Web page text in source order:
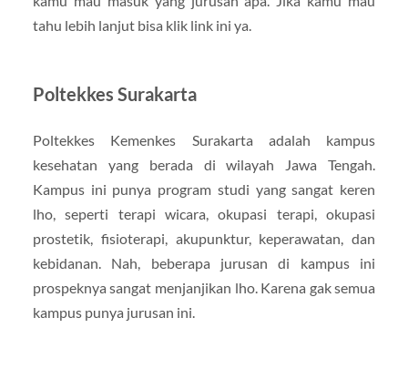
tahu lebih lanjut bisa klik link ini ya.
Poltekkes Surakarta
Poltekkes Kemenkes Surakarta adalah kampus
kesehatan yang berada di wilayah Jawa Tengah.
Kampus ini punya program studi yang sangat keren
lho, seperti terapi wicara, okupasi terapi, okupasi
prostetik, fisioterapi, akupunktur, keperawatan, dan
kebidanan. Nah, beberapa jurusan di kampus ini
prospeknya sangat menjanjikan lho. Karena gak semua
kampus punya jurusan ini.